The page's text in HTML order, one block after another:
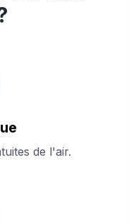
de l'air.